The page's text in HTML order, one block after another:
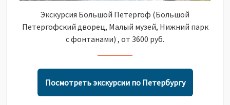
Экскурсия Большой Петергоф (Большой
Петергофский дворец, Малый музей, Нижний парк
с фонтанами) , от 3600 руб.
Посмотреть экскурсии по Петербургу